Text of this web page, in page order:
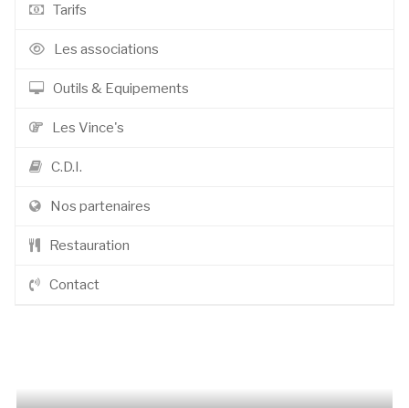
Tarifs
Les associations
Outils & Equipements
Les Vince's
C.D.I.
Nos partenaires
Restauration
Contact